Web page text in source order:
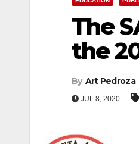
The
the
By Art Pedroza
JUL 8, 2020